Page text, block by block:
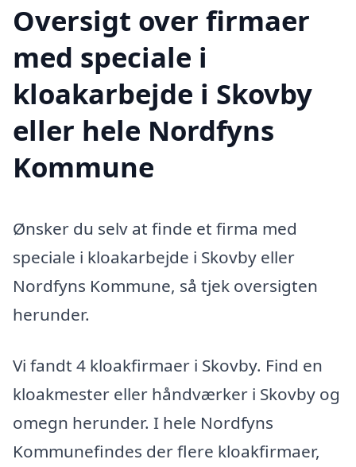
Oversigt over firmaer
med speciale i
kloakarbejde i Skovby
eller hele Nordfyns
Kommune
Ønsker du selv at finde et firma med
speciale i kloakarbejde i Skovby eller
Nordfyns Kommune, så tjek oversigten
herunder.
Vi fandt 4 kloakfirmaer i Skovby. Find en
kloakmester eller håndværker i Skovby og
omegn herunder. I hele Nordfyns
Kommunefindes der flere kloakfirmaer,